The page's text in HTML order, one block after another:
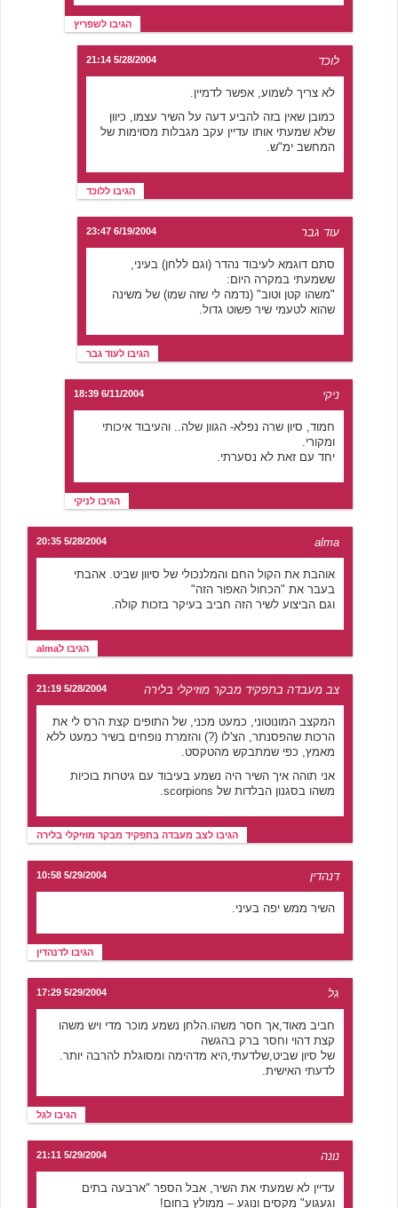
הגיבו לשפריץ
לוכד 5/28/2004 21:14
לא צריך לשמוע, אפשר לדמיין.
כמובן שאין בזה להביע דעה על השיר עצמו, כיוון
שלא שמעתי אותו עדיין עקב מגבלות מסוימות של
המחשב ימ"ש.
הגיבו ללוכד
עוד גבר 6/19/2004 23:47
סתם דוגמא לעיבוד נהדר (וגם ללחן) בעיני,
ששמעתי במקרה היום:
"משהו קטן וטוב" (נדמה לי שזה שמו) של משינה
שהוא לטעמי שיר פשוט גדול.
הגיבו לעוד גבר
ניקי 6/11/2004 18:39
חמוד, סיון שרה נפלא- הגוון שלה.. והעיבוד איכותי
ומקורי.
יחד עם זאת לא נסערתי.
הגיבו לניקי
alma
5/28/2004 20:35
אוהבת את הקול החם והמלנכולי של סיוון שביט. אהבתי
בעבר את "הכחול האפור הזה"
וגם הביצוע לשיר הזה חביב בעיקר בזכות קולה.
הגיבו לalma
צב מעבדה בתפקיד מבקר מוזיקלי בלירה 5/28/2004 21:19
המקצב המונוטוני, כמעט מכני, של התופים קצת הרס לי את
הרכות שהפסנתר, הצ'לו (?) והזמרת נופחים בשיר כמעט ללא
מאמץ, כפי שמתבקש מהטקסט.
אני תוהה איך השיר היה נשמע בעיבוד עם גיטרות בוכיות
משהו בסגנון הבלדות של scorpions.
הגיבו לצב מעבדה בתפקיד מבקר מוזיקלי בלירה
דנהדין 5/29/2004 10:58
השיר ממש יפה בעיני.
הגיבו לדנהדין
גל 5/29/2004 17:29
חביב מאוד,אך חסר משהו.הלחן נשמע מוכר מדי ויש משהו
קצת דהוי וחסר ברק בהגשה
של סיון שביט,שלדעתי,היא מדהימה ומסוגלת להרבה יותר.
לדעתי האישית.
הגיבו לגל
נונה 5/29/2004 21:11
עדיין לא שמעתי את השיר, אבל הספר "ארבעה בתים
וגעגוע" מקסים ונוגע – ממולץ בחום!